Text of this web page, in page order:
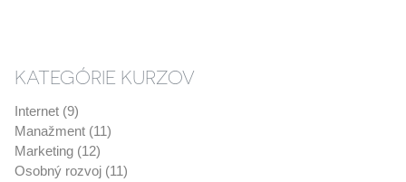
KATEGÓRIE KURZOV
Internet (9)
Manažment (11)
Marketing (12)
Osobný rozvoj (11)